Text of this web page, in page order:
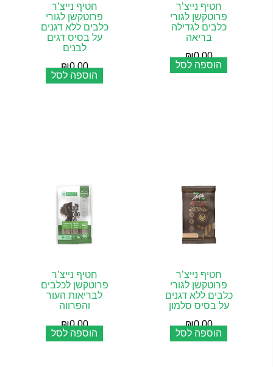
חטיף נייצ’ר
פרוטקשן לגורי
כלבים לגדילה
בריאה
₪0.00
הוספה לסל
חטיף נייצ’ר
פרוטקשן לגורי
כלבים ללא דגנים
על בסיס דגים
לבנים
₪0.00
הוספה לסל
חטיף נייצ’ר
פרוטקשן לגורי
כלבים ללא דגנים
על בסיס סלמון
₪0.00
הוספה לסל
חטיף נייצ’ר
פרוטקשן לכלבים
לבריאות העור
והפרווה
₪0.00
הוספה לסל